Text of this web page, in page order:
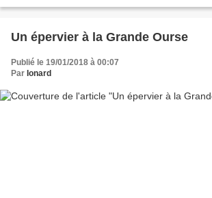
Un épervier à la Grande Ourse
Publié le 19/01/2018 à 00:07
Par Ionard